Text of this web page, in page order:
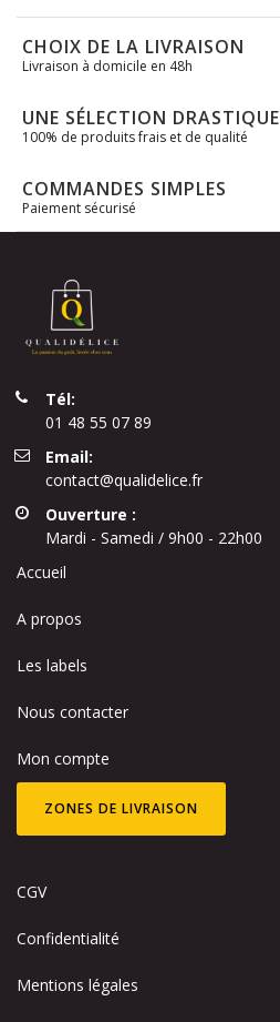
CHOIX DE LA LIVRAISON
Livraison à domicile en 48h
UNE SÉLECTION DRASTIQUE
100% de produits frais et de qualité
COMMANDES SIMPLES
Paiement sécurisé
Tél:
01 48 55 07 89
Email:
contact@qualidelice.fr
Ouverture :
Mardi - Samedi / 9h00 - 22h00
Accueil
A propos
Les labels
Nous contacter
Mon compte
ZONES DE LIVRAISON
CGV
Confidentialité
Mentions légales